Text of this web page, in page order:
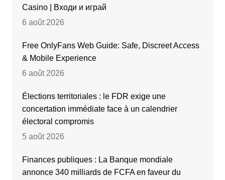
Casino | Входи и играй
6 août 2026
Free OnlyFans Web Guide: Safe, Discreet Access
& Mobile Experience
6 août 2026
Élections territoriales : le FDR exige une
concertation immédiate face à un calendrier
électoral compromis
5 août 2026
Finances publiques : La Banque mondiale
annonce 340 milliards de FCFA en faveur du